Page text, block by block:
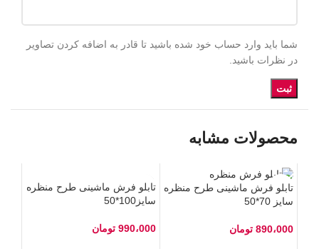
شما باید وارد حساب خود شده باشید تا قادر به اضافه کردن تصاویر
در نظرات باشید.
محصولات مشابه
تابلو فرش ماشینی طرح منظره
سایز 70*50
890،000 تومان
تابلو فرش ماشینی طرح منظره
سایز100*50
990،000 تومان